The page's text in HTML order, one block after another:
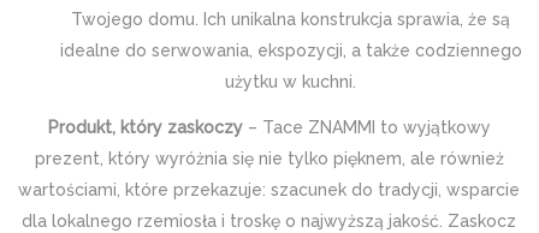
Twojego domu. Ich unikalna konstrukcja sprawia, że są
idealne do serwowania, ekspozycji, a także codziennego
użytku w kuchni.
Produkt, który zaskoczy– Tace ZNAMMI to wyjątkowy
prezent, który wyróżnia się nie tylko pięknem, ale również
wartościami, które przekazuje: szacunek do tradycji, wsparcie
dla lokalnego rzemiosła i troskę o najwyższą jakość. Zaskocz